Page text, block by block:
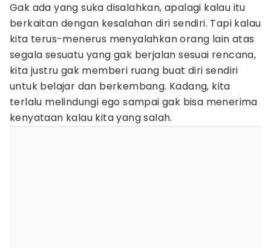
Gak ada yang suka disalahkan, apalagi kalau itu
berkaitan dengan kesalahan diri sendiri. Tapi kalau
kita terus-menerus menyalahkan orang lain atas
segala sesuatu yang gak berjalan sesuai rencana,
kita justru gak memberi ruang buat diri sendiri
untuk belajar dan berkembang. Kadang, kita
terlalu melindungi ego sampai gak bisa menerima
kenyataan kalau kita yang salah.